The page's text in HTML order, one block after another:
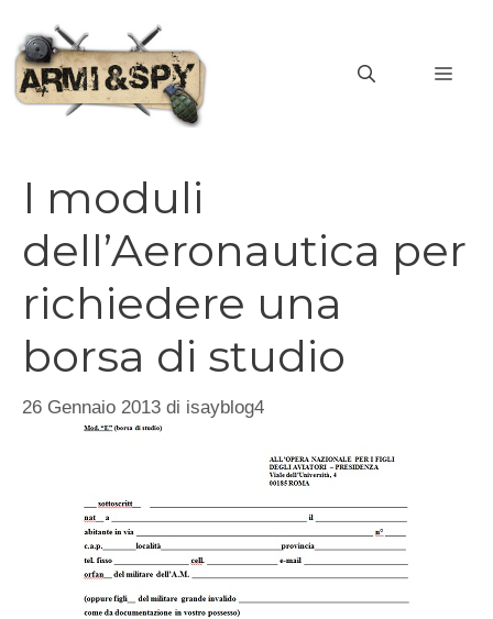
contenuto
I moduli
dell’Aeronautica per
richiedere una
borsa di studio
26 Gennaio 2013 di isayblog4